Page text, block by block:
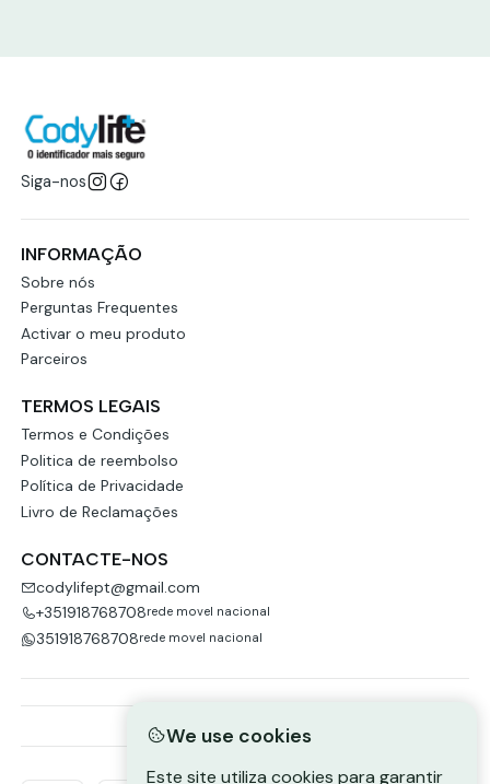
Siga-nos
INFORMAÇÃO
Sobre nós
Perguntas Frequentes
Activar o meu produto
Parceiros
TERMOS LEGAIS
Termos e Condições
Politica de reembolso
Política de Privacidade
Livro de Reclamações
CONTACTE-NOS
codylifept@gmail.com
+351918768708rede movel nacional
351918768708rede movel nacional
We use cookies
Este site utiliza cookies para garantir